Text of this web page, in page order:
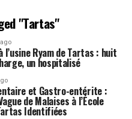
"Tartas"
l’usine Ryam de Tartas : huit
un hospitalisé
et Gastro-entérite :
de Malaises à l’École
Identifiées